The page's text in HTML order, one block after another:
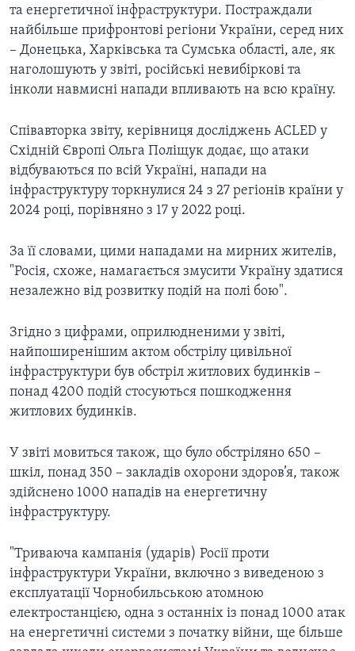
та енергетичної інфраструктури. Постраждали
найбільше прифронтові регіони України, серед них
– Донецька, Харківська та Сумська області, але, як
наголошують у звіті, російські невибіркові та
інколи навмисні напади впливають на всю країну.
Співавторка звіту, керівниця досліджень ACLED у
Східній Європі Ольга Поліщук додає, що атаки
відбуваються по всій Україні, напади на
інфраструктуру торкнулися 24 з 27 регіонів країни у
2024 році, порівняно з 17 у 2022 році.
За її словами, цими нападами на мирних жителів,
"Росія, схоже, намагається змусити Україну здатися
незалежно від розвитку подій на полі бою".
Згідно з цифрами, оприлюдненими у звіті,
найпоширенішим актом обстрілу цивільної
інфраструктури був обстріл житлових будинків –
понад 4200 подій стосуються пошкодження
житлових будинків.
У звіті мовиться також, що було обстріляно 650 –
шкіл, понад 350 – закладів охорони здоров’я, також
здійснено 1000 нападів на енергетичну
інфраструктуру.
"Триваюча кампанія (ударів) Росії проти
інфраструктури України, включно з виведеною з
експлуатації Чорнобильською атомною
електростанцією, одна з останніх із понад 1000 атак
на енергетичні системи з початку війни, ще більше